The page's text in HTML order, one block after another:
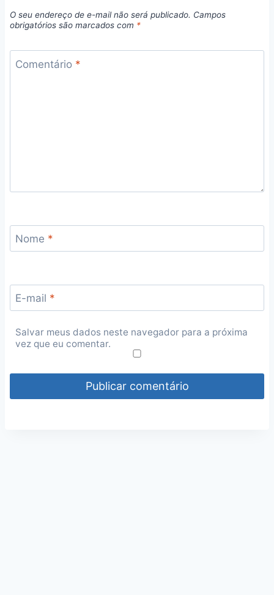
O seu endereço de e-mail não será publicado. Campos
obrigatórios são marcados com *
Comentário *
Nome *
E-mail *
Salvar meus dados neste navegador para a próxima
vez que eu comentar.